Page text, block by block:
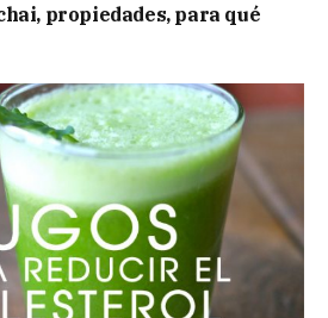
propiedades, para qué